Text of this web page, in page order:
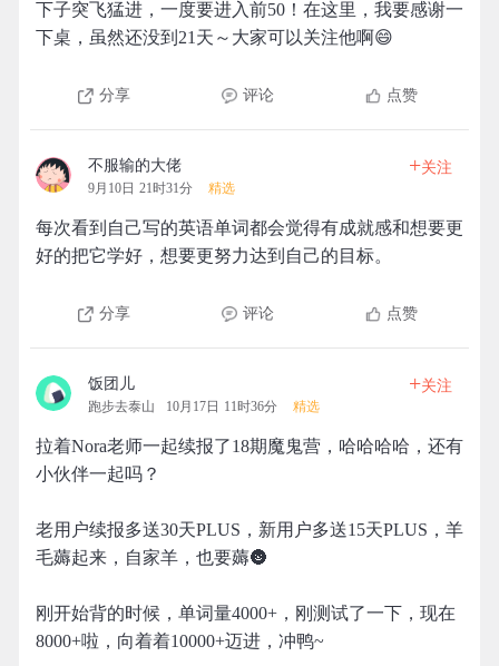
下子突飞猛进，一度要进入前50！在这里，我要感谢一
下桌，虽然还没到21天～大家可以关注他啊😄
分享 评论 点赞
不服输的大佬
9月10日 21时31分 精选
+关注
每次看到自己写的英语单词都会觉得有成就感和想要更
好的把它学好，想要更努力达到自己的目标。
分享 评论 点赞
饭团儿
跑步去泰山 10月17日 11时36分 精选
+关注
拉着Nora老师一起续报了18期魔鬼营，哈哈哈哈，还有
小伙伴一起吗？
老用户续报多送30天PLUS，新用户多送15天PLUS，羊
毛薅起来，自家羊，也要薅🌚
刚开始背的时候，单词量4000+，刚测试了一下，现在
8000+啦，向着着10000+迈进，冲鸭~